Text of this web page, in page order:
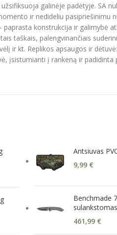
galinėje padėtyje. SA
ir nedideliu
konstrukcija ir galimybė
taškais, palengvinančiais
ir kt. Replikos apsaugos ir
įsistumianti į rankeną ir padidinta
Antsiuvas
9,99 €
Benchmade
461,99 €